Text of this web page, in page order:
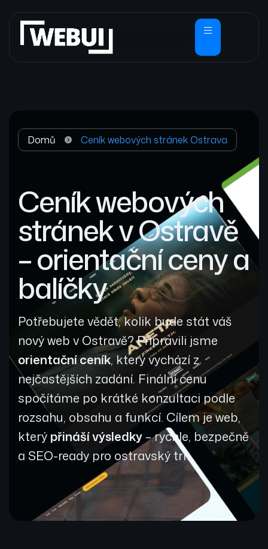
Domů Ceník webových stránek Ostrava
Ceník webových
stránek v Ostravě
– orientační ceny a
balíčky
Potřebujete vědět, kolik bude stát váš
nový web v Ostravě? Připravili jsme
orientační ceník, který vychází z
nejčastějších zadání. Finální cenu
spočítáme po krátké konzultaci podle
rozsahu, obsahu a funkcí. Cílem je web,
který přináší výsledky – rychle, bezpečně
a SEO-ready pro ostravský trh.